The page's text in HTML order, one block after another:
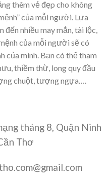
thêm vẻ đẹp cho không
của mỗi người. Lựa
đến nhiều may mắn, tài lộc,
của mỗi người sẽ có
mình. Bạn có thể tham
thiềm thừ, long quy đầu
chuột, tượng ngựa….
tháng 8, Quận Ninh
Thơ